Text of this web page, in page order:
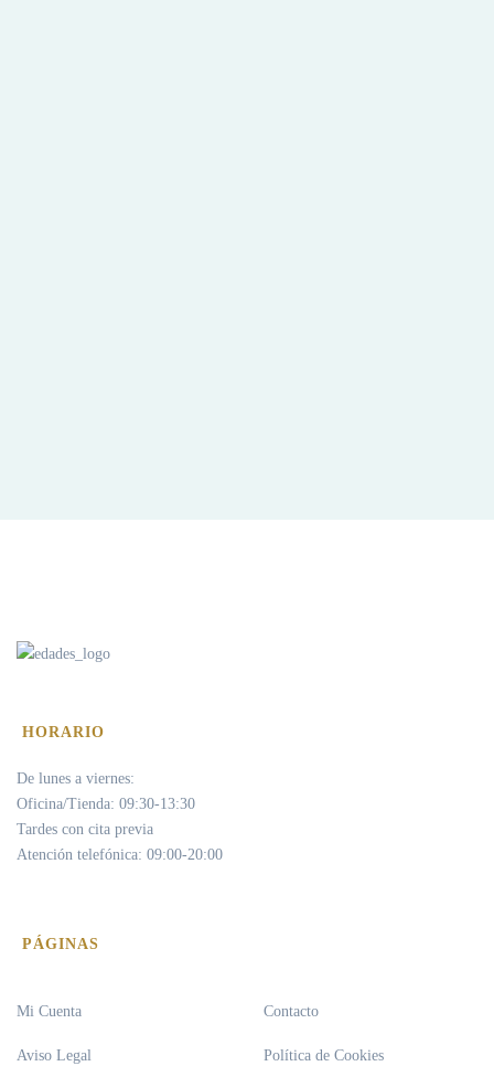
HORARIO
De lunes a viernes:
Oficina/Tienda: 09:30-13:30
Tardes con cita previa
Atención telefónica: 09:00-20:00
PÁGINAS
Mi Cuenta Contacto
Aviso Legal Política de Cookies